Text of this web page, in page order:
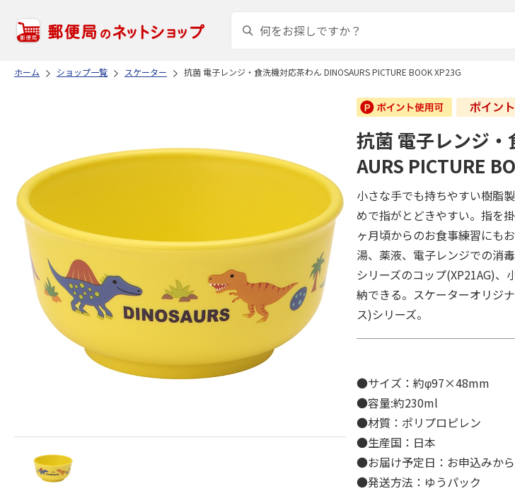
ホーム ショップ一覧 スケーター 抗菌 電子レンジ・食洗機対応茶わん DINOSAURS PICTURE BOOK XP23G
抗菌 電子レンジ
AURS PICTURE
小さな手でも持ちやすい樹脂
めで指がとどきやすい。指を
ヶ月頃からのお食事練習にも
湯、薬液、電子レンジでの消
シリーズのコップ(XP21AG)、
納できる。スケーターオリジ
ス)シリーズ。
●サイズ：約φ97×48mm
●容量:約230ml
●材質：ポリプロピレン
●生産国：日本
●お届け予定日：お申込みから
●発送方法：ゆうパック